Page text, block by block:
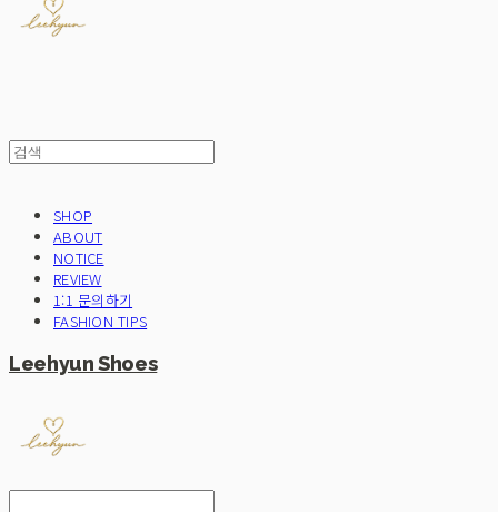
SHOP
ABOUT
NOTICE
REVIEW
1:1 문의하기
FASHION TIPS
Leehyun Shoes